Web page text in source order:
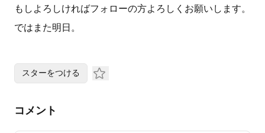
もしよろしければフォローの方よろしくお願いします。
ではまた明日。
スターをつける
コメント